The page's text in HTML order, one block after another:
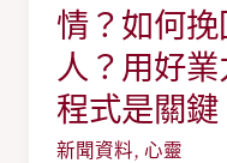
情？如何
人？用好
程式是關鍵
新聞資料,心靈
愛
情
攻
略|